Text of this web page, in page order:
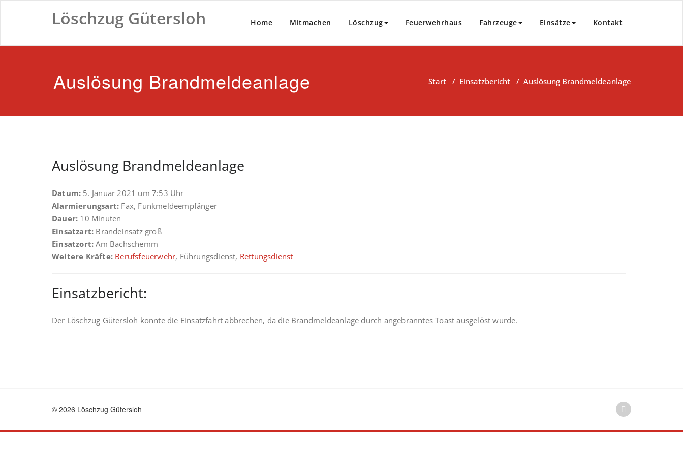
Löschzug Gütersloh Home Mitmachen Löschzug Feuerwehrhaus Fahrzeuge Einsätze Kontakt
Auslösung Brandmeldeanlage Start / Einsatzbericht / Auslösung Brandmeldeanlage
Auslösung Brandmeldeanlage
Datum: 5. Januar 2021 um 7:53 Uhr
Alarmierungsart: Fax, Funkmeldeempfänger
Dauer: 10 Minuten
Einsatzart: Brandeinsatz groß
Einsatzort: Am Bachschemm
Weitere Kräfte: Berufsfeuerwehr, Führungsdienst, Rettungsdienst
Einsatzbericht:
Der Löschzug Gütersloh konnte die Einsatzfahrt abbrechen, da die Brandmeldeanlage durch angebranntes Toast ausgelöst wurde.
© 2026 Löschzug Gütersloh